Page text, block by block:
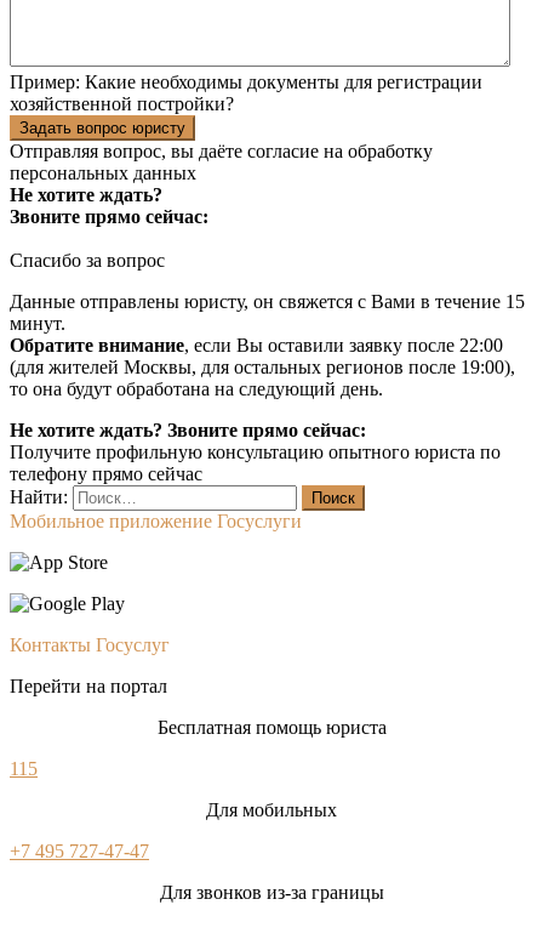
Пример: Какие необходимы документы для регистрации
хозяйственной постройки?
Задать вопрос юристу
Отправляя вопрос, вы даёте согласие на обработку
персональных данных
Не хотите ждать?
Звоните прямо сейчас:
Спасибо за вопрос
Данные отправлены юристу, он свяжется с Вами в течение 15
минут.
Обратите внимание, если Вы оставили заявку после 22:00
(для жителей Москвы, для остальных регионов после 19:00),
то она будут обработана на следующий день.
Не хотите ждать? Звоните прямо сейчас:
Получите профильную консультацию опытного юриста по
телефону прямо сейчас
Найти:
Мобильное приложение Госуслуги
Контакты Госуслуг
Перейти на портал
Бесплатная помощь юриста
115
Для мобильных
+7 495 727-47-47
Для звонков из-за границы